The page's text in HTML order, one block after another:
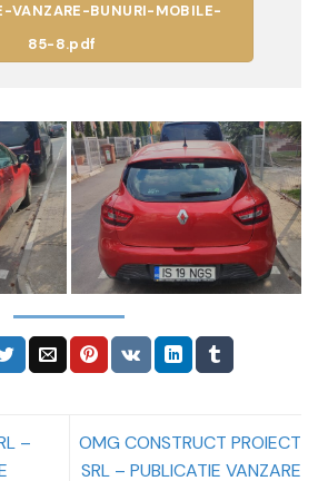
VANZARE-BUNURI-MOBILE-
85-8.pdf
–
OMG CONSTRUCT PROIECT
SRL – PUBLICATIE VANZARE